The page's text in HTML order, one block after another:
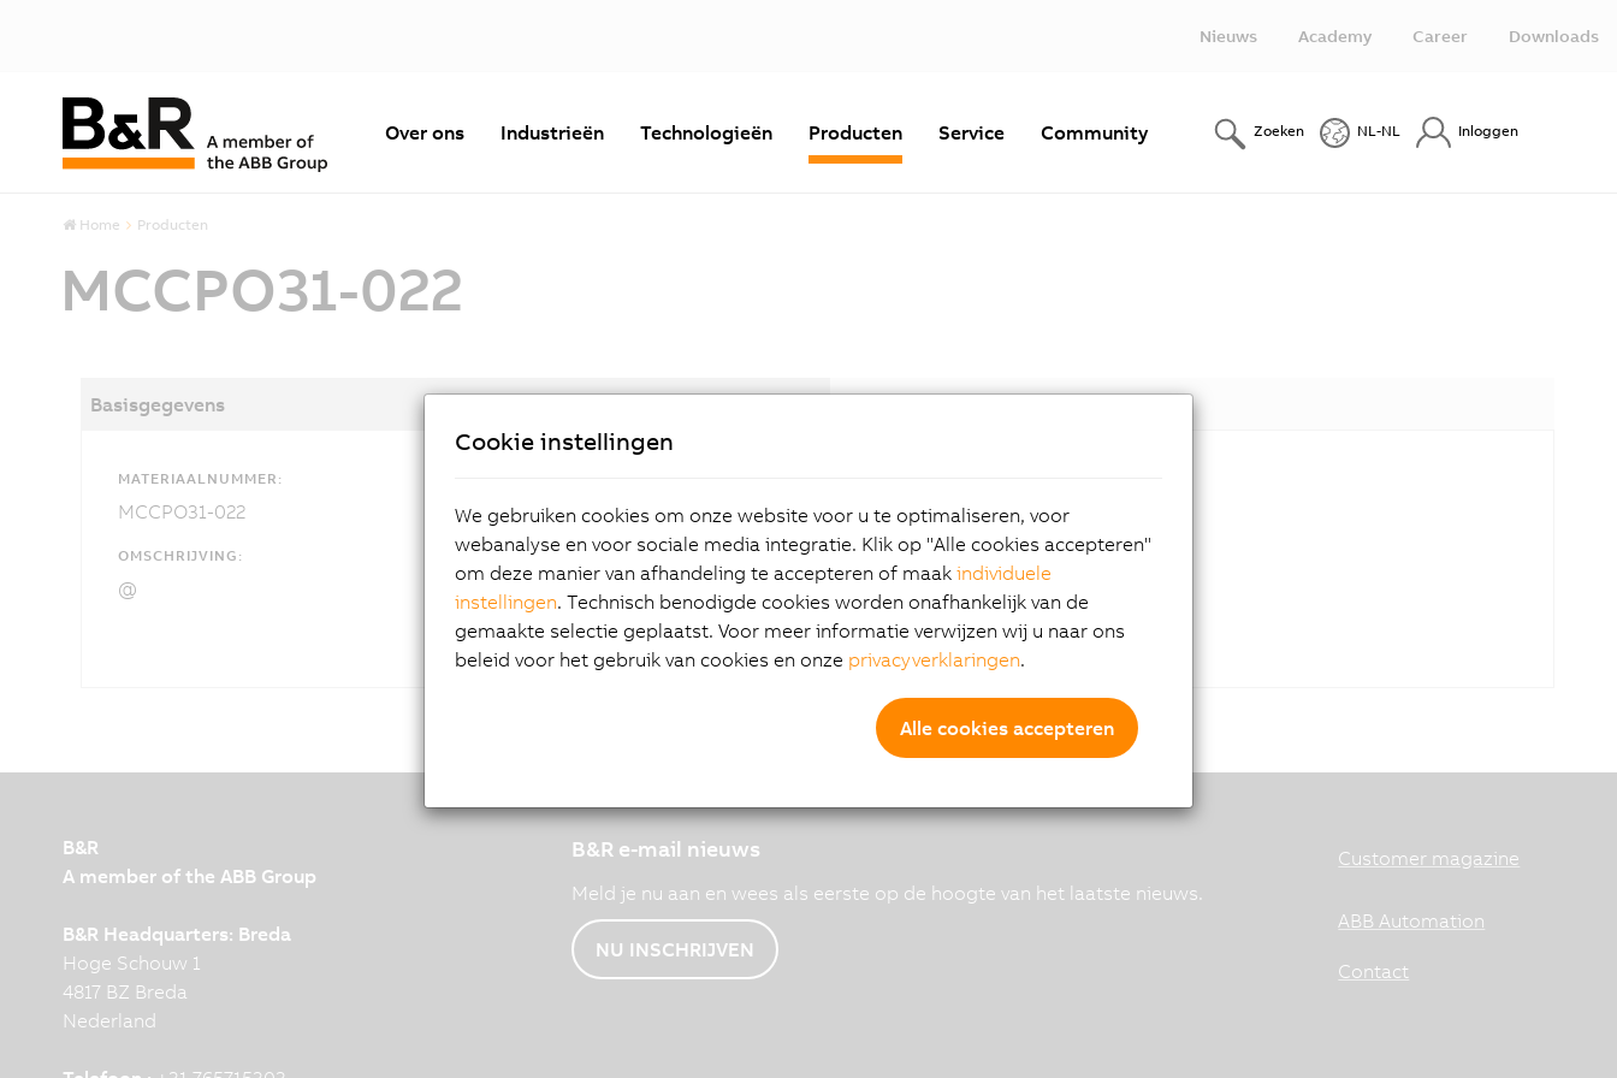
Nieuws Academy Career Downloads
Over ons Industrieën Technologieën Producten Service Community Zoeken NL-NL Inloggen
Home Producten
MCCPO31-022
Basisgegevens
MATERIAALNUMMER:
MCCPO31-022
OMSCHRIJVING:
@
B&R
A member of the ABB Group
B&R Headquarters: Breda
Hoge Schouw 1
4817 BZ Breda
Nederland
B&R e-mail nieuws
Meld je nu aan en wees als eerste op de hoogte van het laatste nieuws.
NU INSCHRIJVEN
Customer magazine
ABB Automation
Contact
Cookie instellingen
We gebruiken cookies om onze website voor u te optimaliseren, voor
webanalyse en voor sociale media integratie. Klik op "Alle cookies accepteren"
om deze manier van afhandeling te accepteren of maak individuele
instellingen. Technisch benodigde cookies worden onafhankelijk van de
gemaakte selectie geplaatst. Voor meer informatie verwijzen wij u naar ons
beleid voor het gebruik van cookies en onze privacyverklaringen.
Alle cookies accepteren